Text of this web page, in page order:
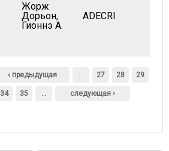
Жорж
Дорьон,
Гионнэ А.
ADECRI
‹ предыдущая … 27 28 29
34 35 … следующая ›